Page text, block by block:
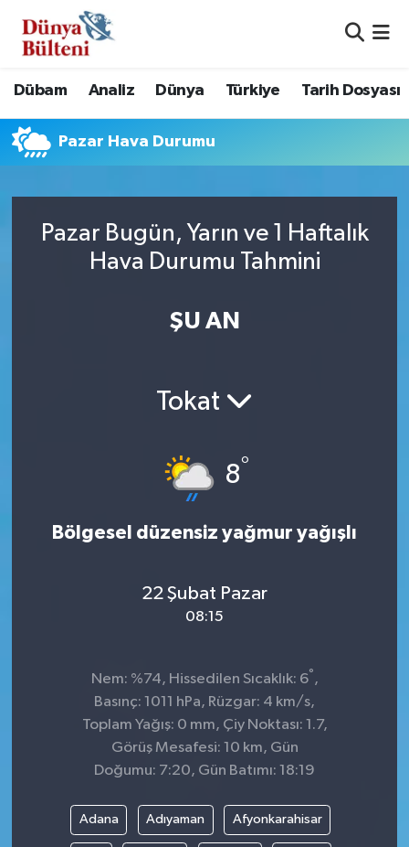
Dübam Analiz Dünya Türkiye Tarih Dosyası
Pazar Hava Durumu
Pazar Bugün, Yarın ve 1 Haftalık
Hava Durumu Tahmini
ŞU AN
Tokat
8°
Bölgesel düzensiz yağmur yağışlı
22 Şubat Pazar
08:15
Nem: %74, Hissedilen Sıcaklık: 6° ,
Basınç: 1011 hPa, Rüzgar: 4 km/s,
Toplam Yağış: 0 mm, Çiy Noktası: 1.7,
Görüş Mesafesi: 10 km, Gün
Doğumu: 7:20, Gün Batımı: 18:19
Adana Adıyaman Afyonkarahisar
Hava Durumu
Namaz Vakitleri
Süper Lig Puan Durumu ve Fikstür